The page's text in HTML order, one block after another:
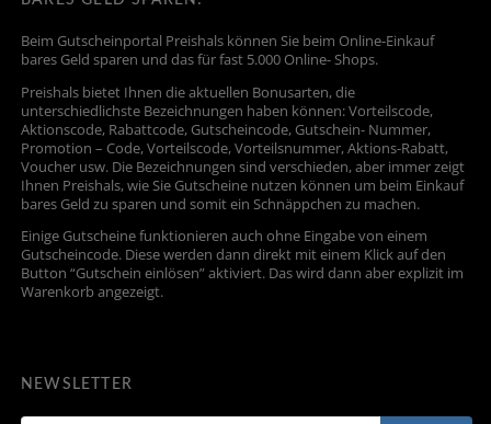
Beim Gutscheinportal Preishals können Sie beim Online-Einkauf
bares Geld sparen und das für fast 5.000 Online- Shops.
Preishals bietet Ihnen die aktuellen Bonusarten, die
unterschiedlichste Bezeichnungen haben können: Vorteilscode,
Aktionscode, Rabattcode, Gutscheincode, Gutschein- Nummer,
Promotion – Code, Vorteilscode, Vorteilsnummer, Aktions-Rabatt,
Voucher usw. Die Bezeichnungen sind verschieden, aber immer zeigt
Ihnen Preishals, wie Sie Gutscheine nutzen können um beim Einkauf
bares Geld zu sparen und somit ein Schnäppchen zu machen.
Einige Gutscheine funktionieren auch ohne Eingabe von einem
Gutscheincode. Diese werden dann direkt mit einem Klick auf den
Button “Gutschein einlösen” aktiviert. Das wird dann aber explizit im
Warenkorb angezeigt.
NEWSLETTER